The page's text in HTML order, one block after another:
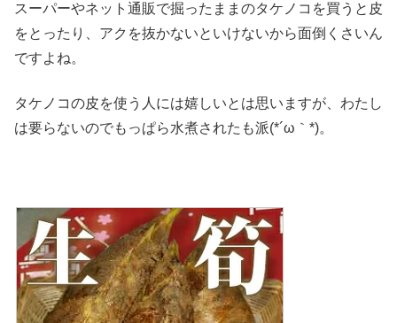
スーパーやネット通販で掘ったままのタケノコを買うと皮
をとったり、アクを抜かないといけないから面倒くさいん
ですよね。
タケノコの皮を使う人には嬉しいとは思いますが、わたし
は要らないのでもっぱら水煮されたも派(*´ω｀*)。